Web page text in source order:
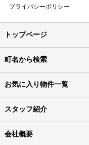
プライバシーポリシー
トップページ
町名から検索
お気に入り物件一覧
スタッフ紹介
会社概要